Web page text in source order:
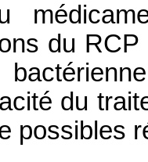
du
du
possibles